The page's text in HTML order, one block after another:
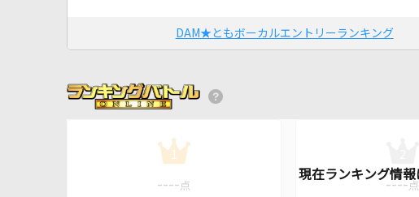
DAM★ともボーカルエントリーランキング
1
---- 点
---- 点